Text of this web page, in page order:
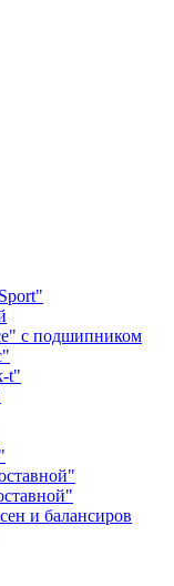
с подшипником
t"
и балансиров